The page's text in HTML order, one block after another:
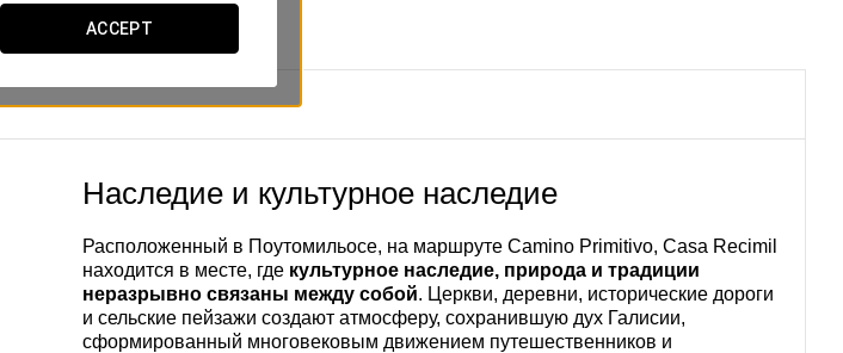
ACCEPT
Луго.
Наследие и культурное наследие
Расположенный в Поутомильосе, на маршруте Camino Primitivo, Casa Recimil
находится в месте, где культурное наследие, природа и традиции
неразрывно связаны между собой. Церкви, деревни, исторические дороги
и сельские пейзажи создают атмосферу, сохранившую дух Галисии,
сформированный многовековым движением путешественников и